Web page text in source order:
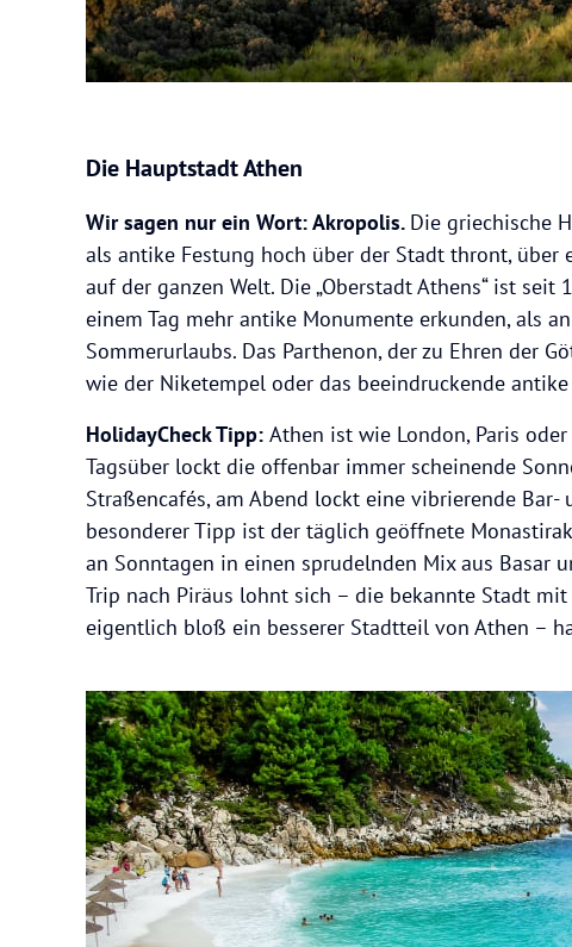
Die Hauptstadt Athen
Wir sagen nur ein Wort: Akropolis. Die griechische
als antike Festung hoch über der Stadt thront,
auf der ganzen Welt. Die „Oberstadt Athens“ ist
einem Tag mehr antike Monumente erkunden, als
Sommerurlaubs. Das Parthenon, der zu Ehren der
wie der Niketempel oder das beeindruckende antike
HolidayCheck Tipp: Athen ist wie London, Paris
Tagsüber lockt die offenbar immer scheinende
Straßencafés, am Abend lockt eine vibrierende Bar-
besonderer Tipp ist der täglich geöffnete
an Sonntagen in einen sprudelnden Mix aus Basar
Trip nach Piräus lohnt sich – die bekannte Stadt
eigentlich bloß ein besserer Stadtteil von Athen –